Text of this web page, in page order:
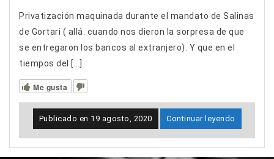
Privatización maquinada durante el mandato de Salinas
de Gortari ( allá. cuando nos dieron la sorpresa de que
se entregaron los bancos al extranjero). Y que en el
tiempos del […]
Me gusta
Publicado en 19 agosto, 2020 Continuar leyendo